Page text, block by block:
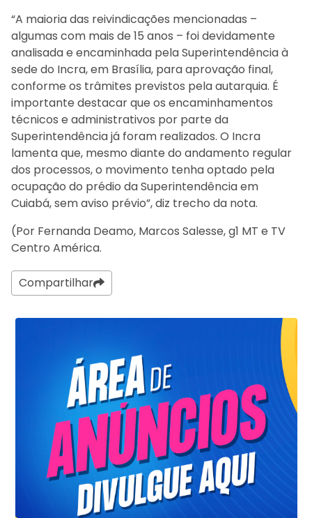
“A maioria das reivindicações mencionadas –
algumas com mais de 15 anos – foi devidamente
analisada e encaminhada pela Superintendência à
sede do Incra, em Brasília, para aprovação final,
conforme os trâmites previstos pela autarquia. É
importante destacar que os encaminhamentos
técnicos e administrativos por parte da
Superintendência já foram realizados. O Incra
lamenta que, mesmo diante do andamento regular
dos processos, o movimento tenha optado pela
ocupação do prédio da Superintendência em
Cuiabá, sem aviso prévio”, diz trecho da nota.
(Por Fernanda Deamo, Marcos Salesse, g1 MT e TV
Centro América.
Compartilhar